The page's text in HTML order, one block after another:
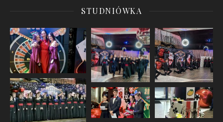
STUDNIÓWKA